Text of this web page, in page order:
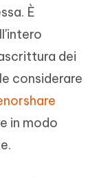
È
dei
considerare
in modo